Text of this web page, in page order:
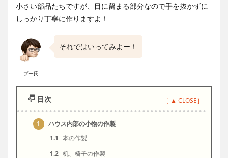
小さい部品たちですが、目に留まる部分なので手を抜かずに
しっかり丁寧に作りますよ！
プー氏
それではいってみよー！
目次
1
ハウス内部の小物の作製
1.1 本の作製
1.2 机、椅子の作製